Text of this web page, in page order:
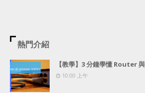
熱門介紹
【教學】3 分鐘學懂 Router
10:00 上午